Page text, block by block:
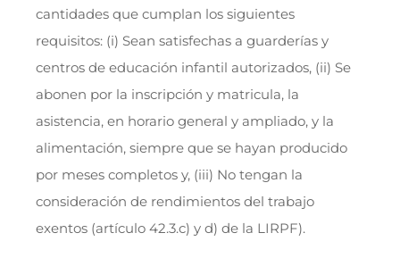
cantidades que cumplan los siguientes
requisitos: (i) Sean satisfechas a guarderías y
centros de educación infantil autorizados, (ii) Se
abonen por la inscripción y matricula, la
asistencia, en horario general y ampliado, y la
alimentación, siempre que se hayan producido
por meses completos y, (iii) No tengan la
consideración de rendimientos del trabajo
exentos (artículo 42.3.c) y d) de la LIRPF).